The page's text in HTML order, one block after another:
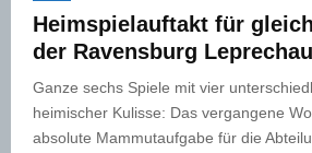
Heimspielauftakt für
der Ravensburg
Ganze sechs Spiele mit vier
heimischer Kulisse: Das vergangene
absolute Mammutaufgabe für die